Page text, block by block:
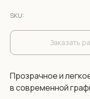
SKU:
Заказать
Прозрачное и
в современной